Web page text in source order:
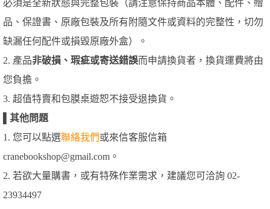
必須是全新狀態與完整包裝（請注意保持商品本體、配件、贈
品、保證書、原廠包裝及所有附隨文件或資料的完整性，切勿
缺漏任何配件或損毀原廠外盒）。
2. 產品非破損、瑕疵或寄送錯誤而申請換貨者，換貨運費將由
您負擔。
3. 超值特賣和包膜桌遊恕不接受退換貨。
其他問題
1. 您可以點選聯絡我們或來信客服信箱
cranebookshop@gmail.com。
2. 若欲大量購書，或有特殊作業需求，建議您可洽詢 02-
23934497